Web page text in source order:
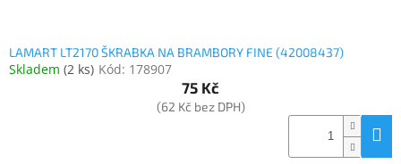
LAMART LT2170 ŠKRABKA NA BRAMBORY FINE (42008437)
Skladem (2 ks) Kód: 178907
75 Kč
(62 Kč bez DPH)